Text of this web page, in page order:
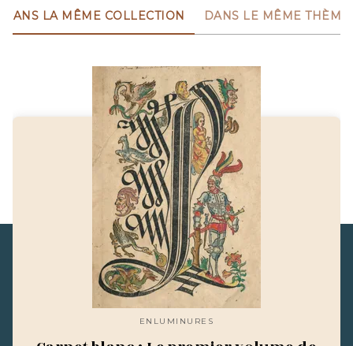
DANS LA MÊME COLLECTION DANS LE MÊME THÈME
ENLUMINURES